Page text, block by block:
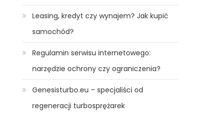
Leasing, kredyt czy wynajem? Jak kupić
samochód?
Regulamin serwisu internetowego:
narzędzie ochrony czy ograniczenia?
Genesisturbo.eu – specjaliści od
regeneracji turbosprężarek